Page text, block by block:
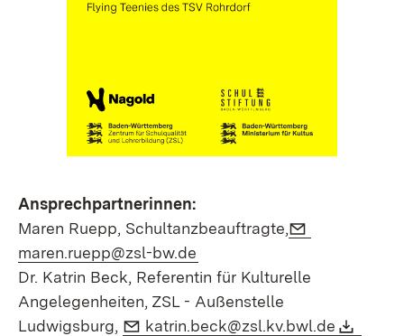
Ansprechpartnerinnen:
Maren Ruepp, Schultanzbeauftragte,
maren.ruepp@zsl-bw.de
Dr. Katrin Beck, Referentin für Kulturelle
Angelegenheiten, ZSL - Außenstelle
Ludwigsburg,
E-Mail:
katrin.beck@zsl.kv.bwl.de (Öffnet